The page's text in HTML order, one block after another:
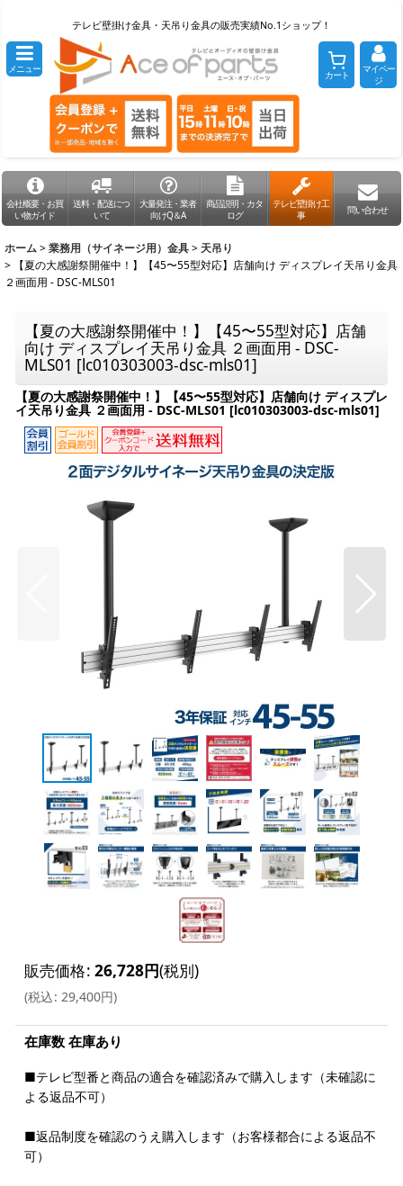
テレビ壁掛け金具・天吊り金具の販売実績No.1ショップ！
メニュー カート
マイペー
ジ
会社概要・お買
い物ガイド
送料・配送につ
いて
大量発注・業者
向けQ＆A
商品説明・カタ
ログ
テレビ壁掛け工
事
問い合わせ
ホーム >業務用（サイネージ用）金具> 天吊り
>
【夏の大感謝祭開催中！】【45〜55型対応】店舗向け ディスプレイ天吊り金具
２画面用 - DSC-MLS01
【夏の大感謝祭開催中！】【45〜55型対応】店舗
向け ディスプレイ天吊り金具 ２画面用 - DSC-
MLS01 [lc010303003-dsc-mls01]
【夏の大感謝祭開催中！】【45〜55型対応】店舗向け ディスプレ
イ天吊り金具 ２画面用 - DSC-MLS01 [lc010303003-dsc-mls01]
販売価格: 26,728円(税別)
(税込: 29,400円)
在庫数 在庫あり
■テレビ型番と商品の適合を確認済みで購入します（未確認に
よる返品不可）
■返品制度を確認のうえ購入します（お客様都合による返品不
可）